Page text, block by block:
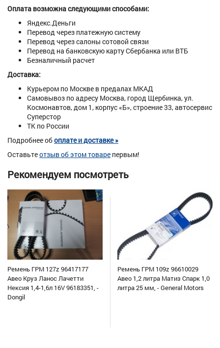
Оплата возможна следующими способами:
Яндекс.Деньги
Перевод через платежную систему
Перевод через салоны сотовой связи
Перевод на банковскую карту Сбербанка или ВТБ
Безналичный расчет
Доставка:
Курьером по Москве в предалах МКАД
Самовывоз по адресу Москва, город Щербинка, ул.
Космонавтов, дом 1, корпус «Б», строение 33, автосервис
Суперстор
ТК по России
Подробнее обоплате и доставке »
Оставьтеотзыв об этом товаре первым!
Рекомендуем посмотреть
Ремень ГРМ 127z 96417177
Авео Круз Ланос Лачетти
Нексия 1,4-1,6л 16V 96183351, -
Dongil
Ремень ГРМ 109z 96610029
Авео 1,2 литра Матиз Спарк 1,0
литра 25 мм, - General Motors